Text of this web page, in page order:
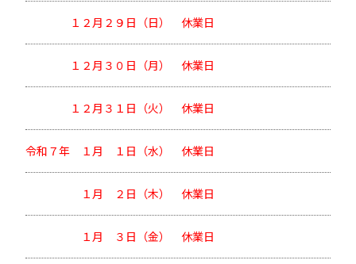
１２月２９日（日）休業日
１２月３０日（月）休業日
１２月３１日（火）休業日
令和７年 １月 １日（水）休業日
１月 ２日（木）休業日
１月 ３日（金）休業日